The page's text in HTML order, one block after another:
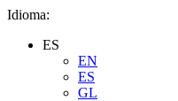
Skip
content
Idioma:
ES
EN
ES
GL